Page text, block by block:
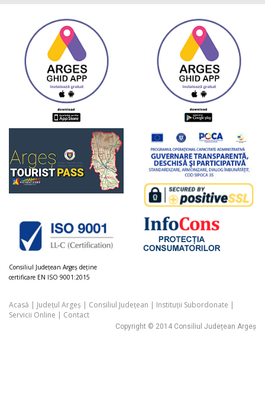
Consiliul Judeţean Argeș deţine
certificare EN ISO 9001:2015
Acasă | Județul Argeș | Consiliul Județean | Instituții Subordonate |
Servicii Online | Contact
Copyright © 2014 Consiliul Județean Argeș